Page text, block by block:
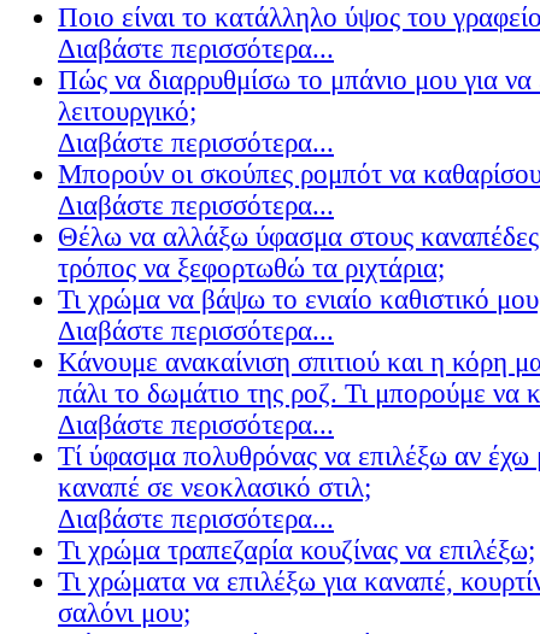
Ποιο είναι το κατάλληλο ύψος του
Διαβάστε περισσότερα...
Πώς να διαρρυθμίσω το μπάνιο μου για να
λειτουργικό;
Διαβάστε περισσότερα...
Μπορούν οι σκούπες ρομπότ να
Διαβάστε περισσότερα...
Θέλω να αλλάξω ύφασμα στους
τρόπος να ξεφορτωθώ τα ριχτάρια;
Τι χρώμα να βάψω το ενιαίο καθιστικό
Διαβάστε περισσότερα...
Κάνουμε ανακαίνιση σπιτιού και η κόρη
πάλι το δωμάτιο της ροζ. Τι μπορούμε να
Διαβάστε περισσότερα...
Τί ύφασμα πολυθρόνας να επιλέξω αν έχω
καναπέ σε νεοκλασικό στιλ;
Διαβάστε περισσότερα...
Τι χρώμα τραπεζαρία κουζίνας να επιλέξω;
Τι χρώματα να επιλέξω για καναπέ,
σαλόνι μου;